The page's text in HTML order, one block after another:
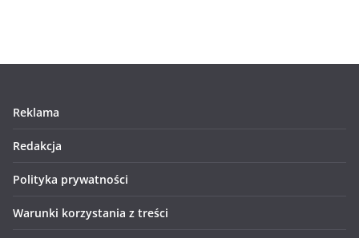
Reklama
Redakcja
Polityka prywatności
Warunki korzystania z treści